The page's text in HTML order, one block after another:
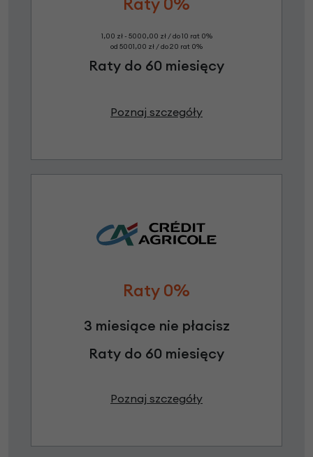
1,00 zł - 5000,00 zł / do 10 rat 0%
od 5001,00 zł / do 20 rat 0%
Raty do 60 miesięcy
Poznaj szczegóły
Raty 0%
3 miesiące nie płacisz
Raty do 60 miesięcy
Poznaj szczegóły